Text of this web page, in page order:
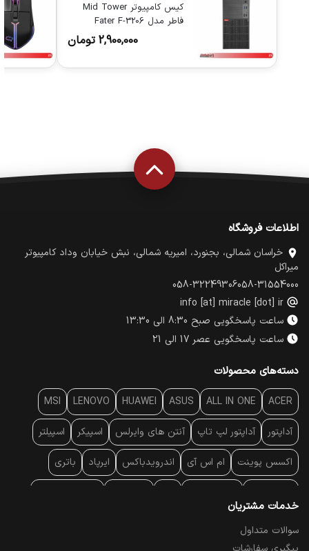
کیس کامپیوتر Mid Tower
فاطر مدل Fater F-3206
2,900,000 تومان
اطلاعات فروشگاه
خراسان شمالی، بجنورد، امیریه شمالی، نبش خیابان وداد کامپیوتر
میراکل
058-31554000
058-32249306
info [at] miracle [dot] ir
ساعت پاسخگویی صبح 8:30 الی 13:30
ساعت پاسخگویی عصر 17 الی 21
دسته‌های محصولات
ACER
ALL IN ONE
ASUS
HUAWEI
LENOVO
MSI
آداپتور آداپتور لپ تاپ آنتن‌ های وایرلس اسپیکر اسپیلتر
اکسس پوینت ام اس آی اندرویدباکس ایرپاد باتری
پایه سقفی
خدمات مشتریان
سوالات متداول